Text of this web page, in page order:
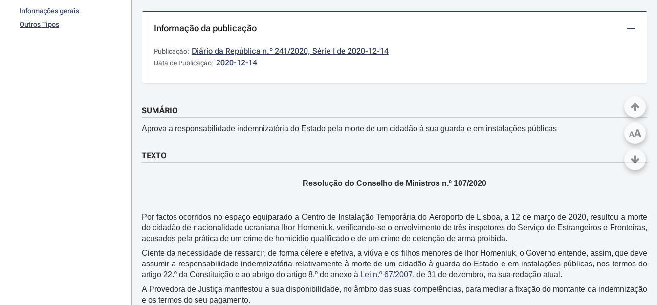
Informações gerais
Outros Tipos
Informação da publicação
Publicação: Diário da República n.º 241/2020, Série I de 2020-12-14
Data de Publicação: 2020-12-14
SUMÁRIO
Aprova a responsabilidade indemnizatória do Estado pela morte de um cidadão à sua guarda e em instalações públicas
TEXTO
Resolução do Conselho de Ministros n.º 107/2020
Por factos ocorridos no espaço equiparado a Centro de Instalação Temporária do Aeroporto de Lisboa, a 12 de março de 2020, resultou a morte
do cidadão de nacionalidade ucraniana Ihor Homeniuk, verificando-se o envolvimento de três inspetores do Serviço de Estrangeiros e Fronteiras,
acusados pela prática de um crime de homicídio qualificado e de um crime de detenção de arma proibida.
Ciente da necessidade de ressarcir, de forma célere e efetiva, a viúva e os filhos menores de Ihor Homeniuk, o Governo entende, assim, que deve
assumir a responsabilidade indemnizatória relativamente à morte de um cidadão à guarda do Estado e em instalações públicas, nos termos do
artigo 22.º da Constituição e ao abrigo do artigo 8.º do anexo à Lei n.º 67/2007, de 31 de dezembro, na sua redação atual.
A Provedora de Justiça manifestou a sua disponibilidade, no âmbito das suas competências, para mediar a fixação do montante da indemnização
e os termos do seu pagamento.
AA